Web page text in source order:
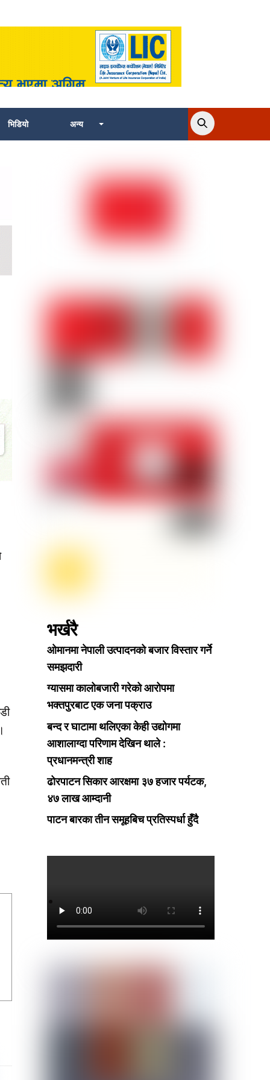
भिडियो अन्य
भर्खरै
ओमानमा नेपाली उत्पादनको बजार विस्तार गर्ने
समझदारी
ग्यासमा कालोबजारी गरेको आरोपमा
भक्तपुरबाट एक जना पक्राउ
बन्द र घाटामा थलिएका केही उद्योगमा
आशालाग्दा परिणाम देखिन थाले :
प्रधानमन्त्री शाह
ढोरपाटन सिकार आरक्षमा ३७ हजार पर्यटक,
४७ लाख आम्दानी
पाटन बारका तीन समूहबिच प्रतिस्पर्धा हुँदै